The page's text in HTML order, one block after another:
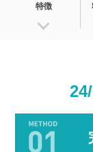
特徴